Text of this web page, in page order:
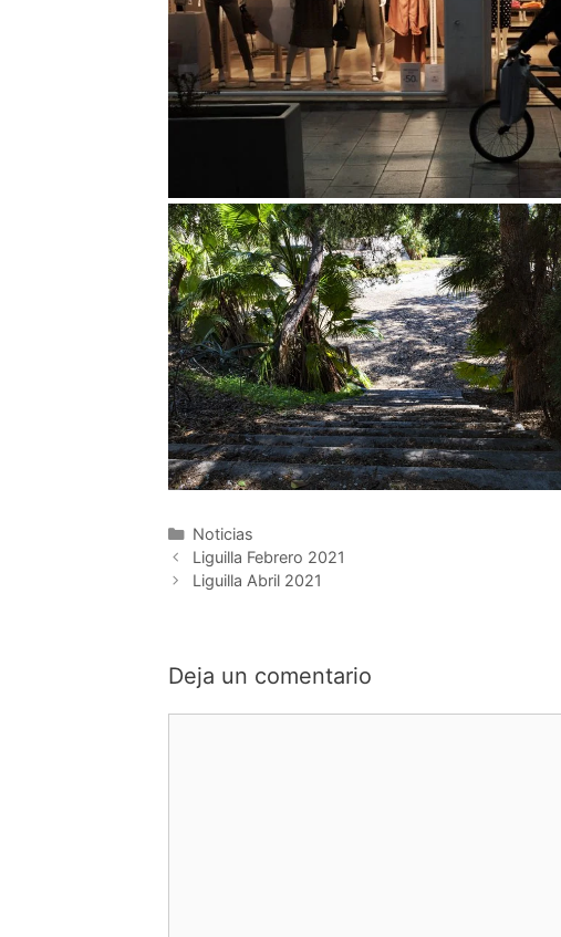
Categorías
Noticias
Liguilla Febrero 2021
Liguilla Abril 2021
Deja un comentario